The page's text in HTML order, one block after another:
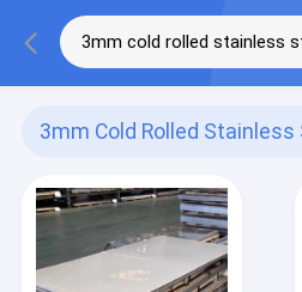
3mm Cold Rolled Stainless